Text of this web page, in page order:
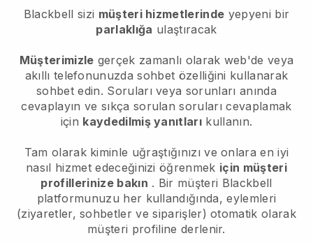
Blackbell sizi müşteri hizmetlerinde yepyeni bir
parlaklığa ulaştıracak
Müşterimizle gerçek zamanlı olarak web'de veya
akıllı telefonunuzda sohbet özelliğini kullanarak
sohbet edin. Soruları veya sorunları anında
cevaplayın ve sıkça sorulan soruları cevaplamak
için kaydedilmiş yanıtları kullanın.
Tam olarak kiminle uğraştığınızı ve onlara en iyi
nasıl hizmet edeceğinizi öğrenmek için müşteri
profillerinize bakın . Bir müşteri Blackbell
platformunuzu her kullandığında, eylemleri
(ziyaretler, sohbetler ve siparişler) otomatik olarak
müşteri profiline derlenir.